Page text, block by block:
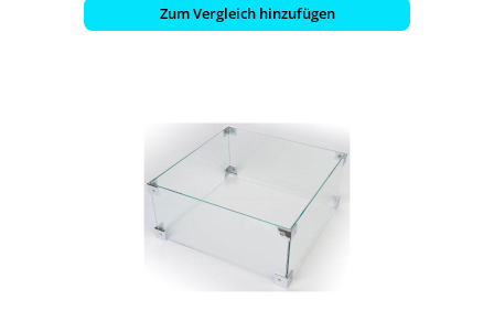
Zum Vergleich hinzufügen